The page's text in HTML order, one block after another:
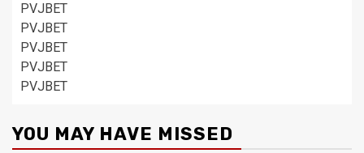
PVJBET
PVJBET
PVJBET
PVJBET
PVJBET
YOU MAY HAVE MISSED